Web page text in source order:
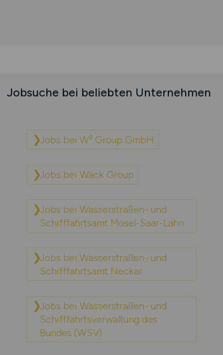
Jobsuche bei beliebten Unternehmen
Jobs bei W² Group GmbH
Jobs bei Wack Group
Jobs bei Wasserstraßen- und
Schifffahrtsamt Mosel-Saar-Lahn
Jobs bei Wasserstraßen- und
Schifffahrtsamt Neckar
Jobs bei Wasserstraßen- und
Schifffahrtsverwaltung des
Bundes (WSV)